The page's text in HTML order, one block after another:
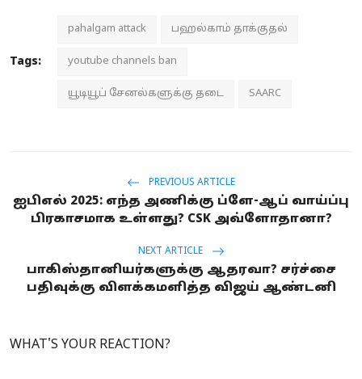
Tags:
pahalgam attack பஹல்காம் தாக்குதல்
youtube channels ban
யூடியூப் சேனல்களுக்கு தடை SAARC
PREVIOUS ARTICLE
ஐபிஎல் 2025: எந்த அணிக்கு ப்ளே-ஆப் வாய்ப்பு
பிரகாசமாக உள்ளது? CSK அவ்ளோதானா?
NEXT ARTICLE
பாகிஸ்தானியர்களுக்கு ஆதரவா? சர்ச்சை
பதிவுக்கு விளக்கமளித்த விஜய் ஆண்டனி
WHAT'S YOUR REACTION?